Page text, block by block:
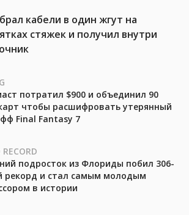
кабели в один жгут на
стяжек и получил внутри
потратил $900 и объединил 90
чтобы расшифровать утерянный
Final Fantasy 7
подросток из Флориды побил 306-
рекорд и стал самым молодым
в истории